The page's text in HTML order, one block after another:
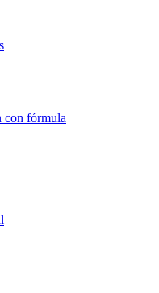
con fórmula